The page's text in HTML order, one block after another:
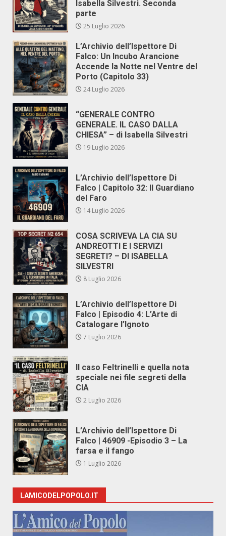
Isabella Silvestri. Seconda
parte
25 Luglio 2026
L’Archivio dell’Ispettore Di
Falco: Un Incubo Arancione
Accende la Notte nel Ventre del
Porto (Capitolo 33)
24 Luglio 2026
“GENERALE CONTRO
GENERALE. IL CASO DALLA
CHIESA” – di Isabella Silvestri
19 Luglio 2026
L’Archivio dell’Ispettore Di
Falco | Capitolo 32: Il Guardiano
del Faro
14 Luglio 2026
COSA SCRIVEVA LA CIA SU
ANDREOTTI E I SERVIZI
SEGRETI? – DI ISABELLA
SILVESTRI
8 Luglio 2026
L’Archivio dell’Ispettore Di
Falco | Episodio 4: L’Arte di
Catalogare l’Ignoto
7 Luglio 2026
Il caso Feltrinelli e quella nota
speciale nei file segreti della
CIA
2 Luglio 2026
L’Archivio dell’Ispettore Di
Falco | 46909 -Episodio 3 – La
farsa e il fango
1 Luglio 2026
LAMICODELPOPOLO.IT